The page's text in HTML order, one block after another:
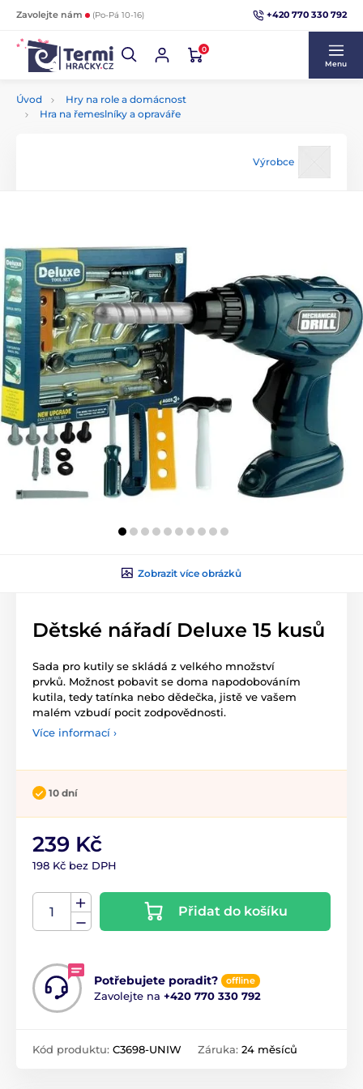
Zavolejte nám (Po-Pá 10-16) +420 770 330 792
0
Menu
Úvod
Hry na role a domácnost
Hra na řemeslníky a opraváře
Výrobce
Zobrazit více obrázků
Dětské nářadí Deluxe 15 kusů
Sada pro kutily se skládá z velkého množství
prvků. Možnost pobavit se doma napodobováním
kutila, tedy tatínka nebo dědečka, jistě ve vašem
malém vzbudí pocit zodpovědnosti.
Více informací ›
10 dní
239 Kč
198 Kč bez DPH
Přidat do košíku
Potřebujete poradit? offline
Zavolejte na +420 770 330 792
Kód produktu: C3698-UNIW Záruka: 24 měsíců